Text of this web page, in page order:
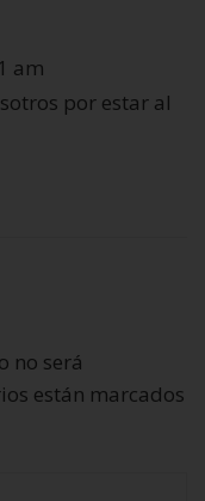
am
por estar al
no será
están marcados